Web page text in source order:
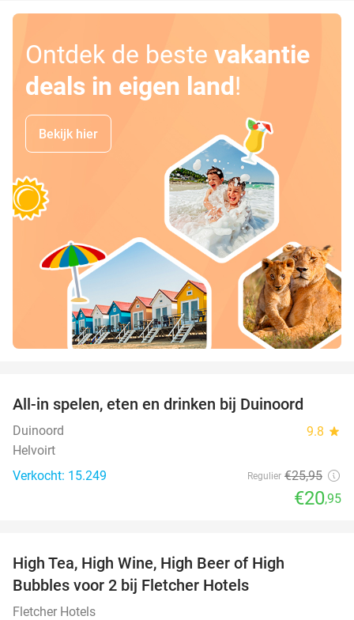
Ontdek de beste vakantie
deals in eigen land!
Bekijk hier
All-in spelen, eten en drinken bij Duinoord
Duinoord 9.8 star
Helvoirt
Verkocht: 15.249
Regulier €25,95
€20,95
High Tea, High Wine, High Beer of High
Bubbles voor 2 bij Fletcher Hotels
Fletcher Hotels